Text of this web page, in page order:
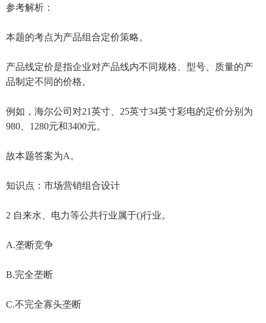
参考解析：
本题的考点为产品组合定价策略。
产品线定价是指企业对产品线内不同规格、型号、质量的产
品制定不同的价格。
例如，海尔公司对21英寸、25英寸34英寸彩电的定价分别为
980、1280元和3400元。
故本题答案为A。
知识点：市场营销组合设计
2 自来水、电力等公共行业属于()行业。
A.垄断竞争
B.完全垄断
C.不完全寡头垄断